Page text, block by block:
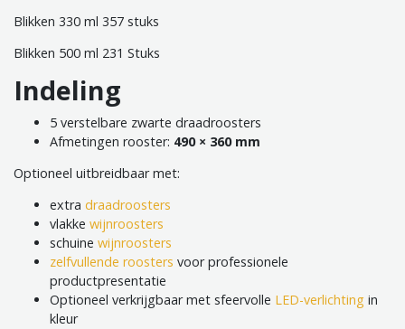
Blikken 330 ml 357 stuks
Blikken 500 ml 231 Stuks
Indeling
5 verstelbare zwarte draadroosters
Afmetingen rooster: 490 × 360 mm
Optioneel uitbreidbaar met:
extra draadroosters
vlakke wijnroosters
schuine wijnroosters
zelfvullende roosters voor professionele
productpresentatie
Optioneel verkrijgbaar met sfeervolle LED-verlichting in
kleur